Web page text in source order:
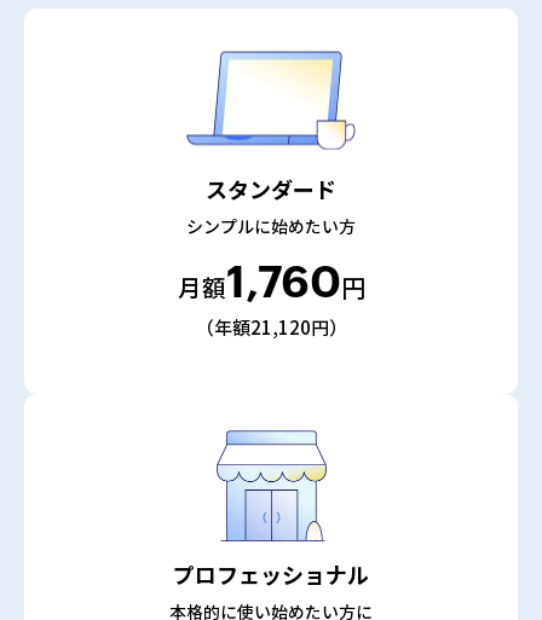
スタンダード
シンプルに始めたい方
月額1,760円
（年額21,120円）
プロフェッショナル
本格的に使い始めたい方に